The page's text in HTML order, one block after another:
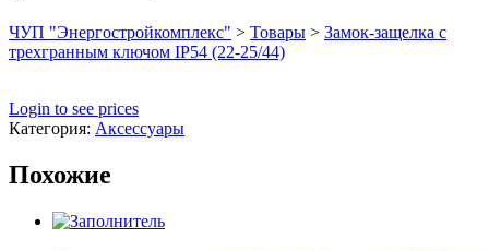
ЧУП "Энергостройкомплекс" > Товары > Замок-защелка с
трехгранным ключом IP54 (22-25/44)
Login to see prices
Категория: Аксессуары
Похожие